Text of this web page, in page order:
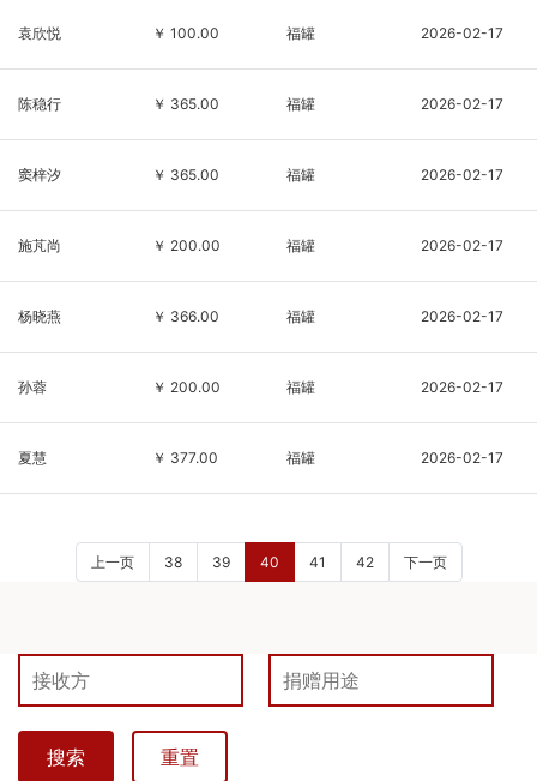
袁欣悦 ￥ 100.00 福罐 2026-02-17
陈稳行 ￥ 365.00 福罐 2026-02-17
窦梓汐 ￥ 365.00 福罐 2026-02-17
施芃尚 ￥ 200.00 福罐 2026-02-17
杨晓燕 ￥ 366.00 福罐 2026-02-17
孙蓉 ￥ 200.00 福罐 2026-02-17
夏慧 ￥ 377.00 福罐 2026-02-17
上一页 38 39 40 41 42 下一页
搜索 重置